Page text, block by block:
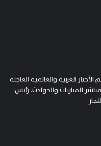
العربية والعالمية العاجلة
للمباريات والحوادث. رئيس